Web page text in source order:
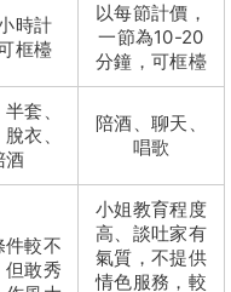
時計
框檯
以每節計價，
一節為10-20
分鐘，可框檯
套、
衣、
酒
陪酒、聊天、
唱歌
件較不
但敢秀
小姐教育程度
高、談吐家有
氣質，不提供
情色服務，較